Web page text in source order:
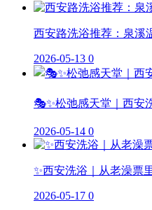
西安路洗浴推荐：泉溪
2026-05-13 0
🎭✨松弛感天堂｜西安
2026-05-14 0
✨西安洗浴｜从老澡票
2026-05-17 0